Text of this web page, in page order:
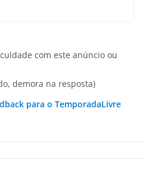
com este anúncio ou
demora na resposta)
para o TemporadaLivre